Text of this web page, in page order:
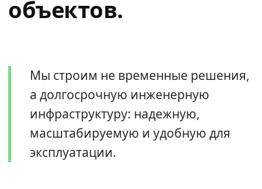
объектов.
Мы строим не временные решения,
а долгосрочную инженерную
инфраструктуру: надежную,
масштабируемую и удобную для
эксплуатации.